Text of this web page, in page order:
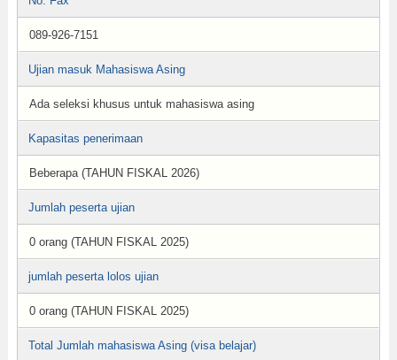
089-926-7151
Ujian masuk Mahasiswa Asing
Ada seleksi khusus untuk mahasiswa asing
Kapasitas penerimaan
Beberapa (TAHUN FISKAL 2026)
Jumlah peserta ujian
0 orang (TAHUN FISKAL 2025)
jumlah peserta lolos ujian
0 orang (TAHUN FISKAL 2025)
Total Jumlah mahasiswa Asing (visa belajar)